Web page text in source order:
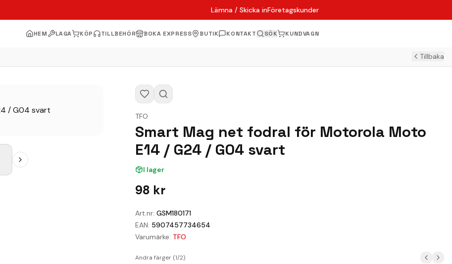
Lämna / Skicka inFöretagskunder
HEM LAGA KÖP TILLBEHÖR BOKA EXPRESS BUTIK KONTAKT SÖK KUNDVAGN
Tillbaka
TFO
Smart Mag net fodral för Motorola Moto
E14 / G24 / G04 svart
I lager
98 kr
Art.nr: GSM180171
EAN: 5907457734654
Varumärke: TFO
Andra färger (1/2)